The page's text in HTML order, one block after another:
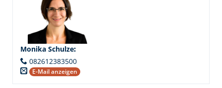
Monika Schulze:
082612383500
E-Mail anzeigen